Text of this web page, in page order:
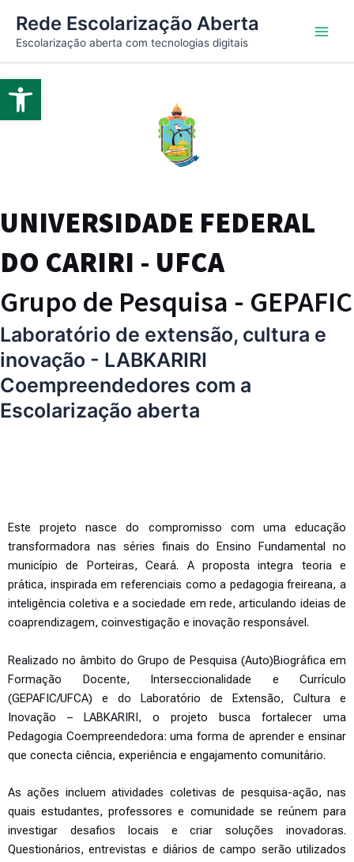
Abrir a barra de ferramentas
para
conteúdo
Rede Escolarização Aberta
Escolarização aberta com tecnologias digitais
UNIVERSIDADE FEDERAL
DO CARIRI - UFCA
Grupo de Pesquisa - GEPAFIC
Laboratório de extensão, cultura e
inovação - LABKARIRI
Coempreendedores com a
Escolarização aberta
Este projeto nasce do compromisso com uma educação
transformadora nas séries finais do Ensino Fundamental no
município de Porteiras, Ceará. A proposta integra teoria e
prática, inspirada em referenciais como a pedagogia freireana, a
inteligência coletiva e a sociedade em rede, articulando ideias de
coaprendizagem, coinvestigação e inovação responsável.
Realizado no âmbito do Grupo de Pesquisa (Auto)Biográfica em
Formação Docente, Interseccionalidade e Currículo
(GEPAFIC/UFCA) e do Laboratório de Extensão, Cultura e
Inovação – LABKARIRI, o projeto busca fortalecer uma
Pedagogia Coempreendedora: uma forma de aprender e ensinar
que conecta ciência, experiência e engajamento comunitário.
As ações incluem atividades coletivas de pesquisa-ação, nas
quais estudantes, professores e comunidade se reúnem para
investigar desafios locais e criar soluções inovadoras.
Questionários, entrevistas e diários de campo serão utilizados